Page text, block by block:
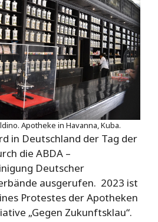
Apotheke in Havanna, Kuba.
in Deutschland der Tag der
die ABDA –
Deutscher
ausgerufen. 2023 ist
Protestes der Apotheken
„Gegen Zukunftsklau“.